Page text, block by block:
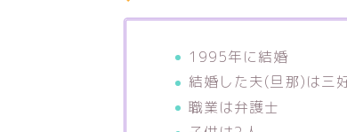
1995年に結婚
結婚した夫(旦那)は三
職業は弁護士